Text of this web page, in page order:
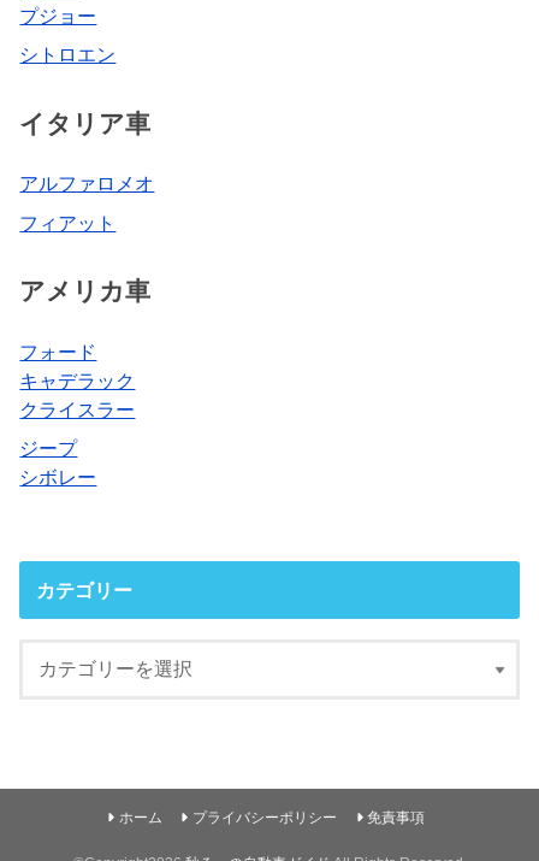
プジョー
シトロエン
イタリア車
アルファロメオ
フィアット
アメリカ車
フォード
キャデラック
クライスラー
ジープ
シボレー
カテゴリー
ホーム プライバシーポリシー 免責事項